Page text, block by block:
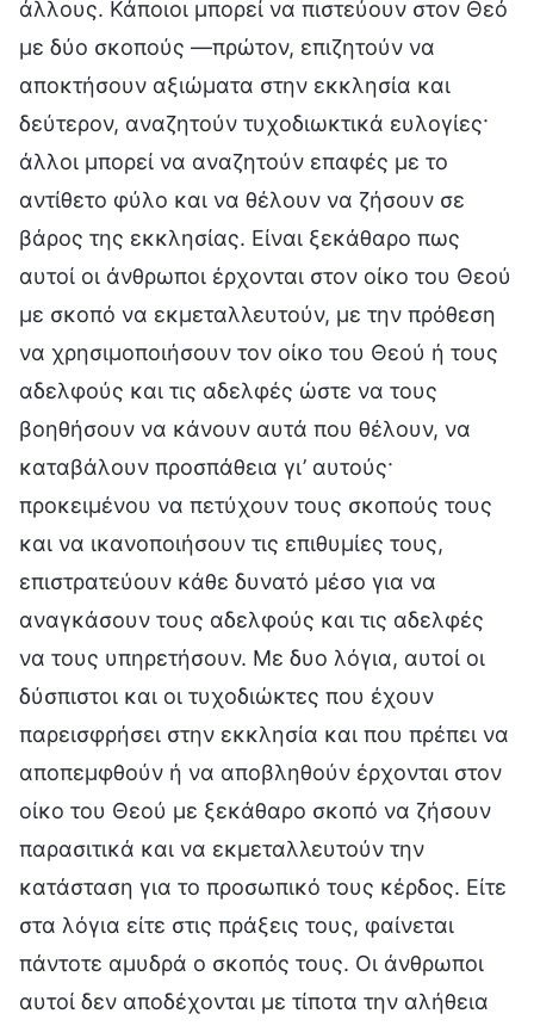
άλλους. Κάποιοι μπορεί να πιστεύουν στον Θεό
με δύο σκοπούς —πρώτον, επιζητούν να
αποκτήσουν αξιώματα στην εκκλησία και
δεύτερον, αναζητούν τυχοδιωκτικά ευλογίες·
άλλοι μπορεί να αναζητούν επαφές με το
αντίθετο φύλο και να θέλουν να ζήσουν σε
βάρος της εκκλησίας. Είναι ξεκάθαρο πως
αυτοί οι άνθρωποι έρχονται στον οίκο του Θεού
με σκοπό να εκμεταλλευτούν, με την πρόθεση
να χρησιμοποιήσουν τον οίκο του Θεού ή τους
αδελφούς και τις αδελφές ώστε να τους
βοηθήσουν να κάνουν αυτά που θέλουν, να
καταβάλουν προσπάθεια γι’ αυτούς·
προκειμένου να πετύχουν τους σκοπούς τους
και να ικανοποιήσουν τις επιθυμίες τους,
επιστρατεύουν κάθε δυνατό μέσο για να
αναγκάσουν τους αδελφούς και τις αδελφές
να τους υπηρετήσουν. Με δυο λόγια, αυτοί οι
δύσπιστοι και οι τυχοδιώκτες που έχουν
παρεισφρήσει στην εκκλησία και που πρέπει να
αποπεμφθούν ή να αποβληθούν έρχονται στον
οίκο του Θεού με ξεκάθαρο σκοπό να ζήσουν
παρασιτικά και να εκμεταλλευτούν την
κατάσταση για το προσωπικό τους κέρδος. Είτε
στα λόγια είτε στις πράξεις τους, φαίνεται
πάντοτε αμυδρά ο σκοπός τους. Οι άνθρωποι
αυτοί δεν αποδέχονται με τίποτα την αλήθεια